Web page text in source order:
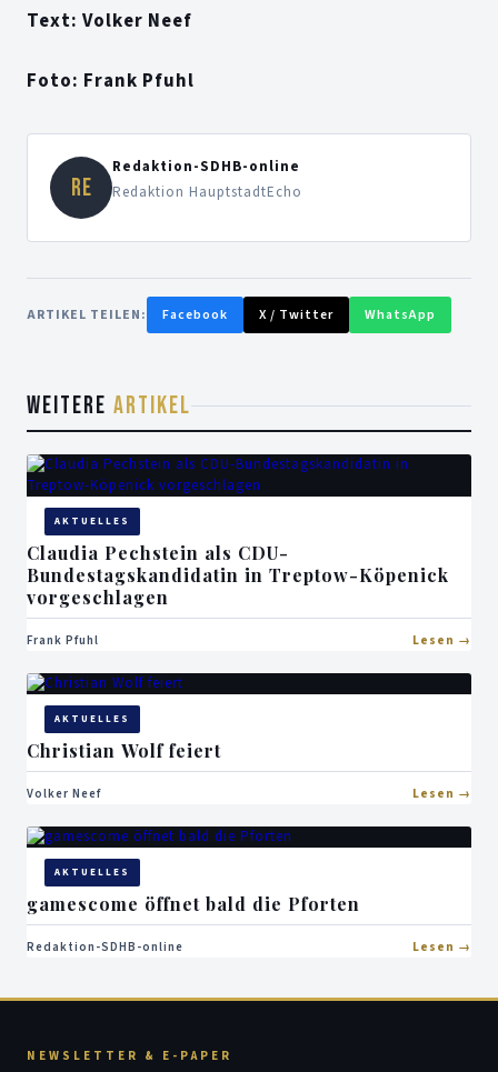
Text: Volker Neef
Foto: Frank Pfuhl
RE
Redaktion-SDHB-online
Redaktion HauptstadtEcho
ARTIKEL TEILEN: Facebook X / Twitter WhatsApp
WEITERE ARTIKEL
AKTUELLES
Claudia Pechstein als CDU-
Bundestagskandidatin in Treptow-Köpenick
vorgeschlagen
Frank Pfuhl Lesen
AKTUELLES
Christian Wolf feiert
Volker Neef Lesen
AKTUELLES
gamescome öffnet bald die Pforten
Redaktion-SDHB-online Lesen
NEWSLETTER & E-PAPER